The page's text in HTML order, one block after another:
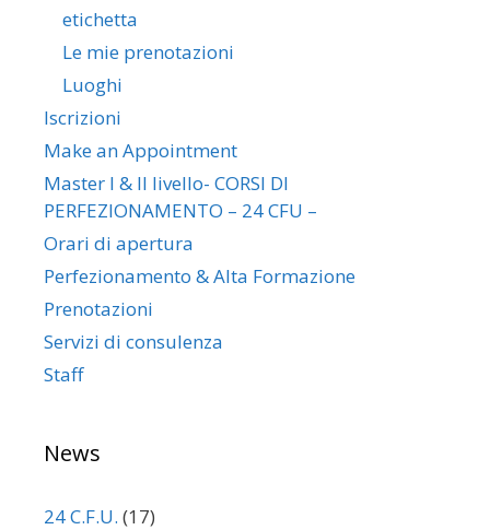
etichetta
Le mie prenotazioni
Luoghi
Iscrizioni
Make an Appointment
Master I & II livello- CORSI DI
PERFEZIONAMENTO – 24 CFU –
Orari di apertura
Perfezionamento & Alta Formazione
Prenotazioni
Servizi di consulenza
Staff
News
24 C.F.U. (17)